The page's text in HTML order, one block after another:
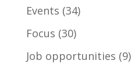
Events (34)
Focus (30)
Job opportunities (9)